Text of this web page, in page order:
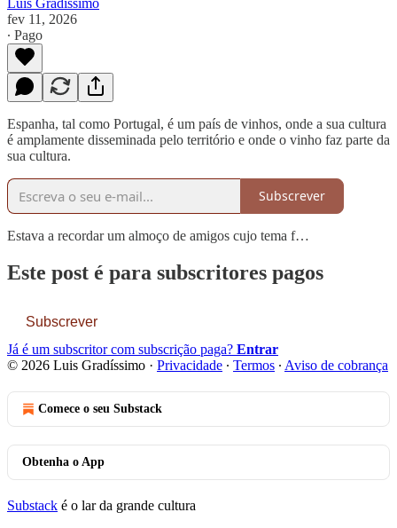
fev 11, 2026
∙ Pago
Espanha, tal como Portugal, é um país de vinhos, onde a sua cultura
é amplamente disseminada pelo território e onde o vinho faz parte da
sua cultura.
Subscrever
Estava a recordar um almoço de amigos cujo tema f…
Este post é para subscritores pagos
Subscrever
Já é um subscritor com subscrição paga? Entrar
© 2026 Luis Gradíssimo · Privacidade ∙ Termos ∙ Aviso de cobrança
Comece o seu Substack
Obtenha o App
Substack é o lar da grande cultura